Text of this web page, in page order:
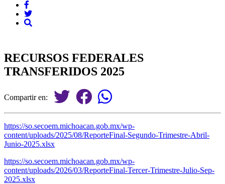
RECURSOS FEDERALES
TRANSFERIDOS 2025
Compartir en:
https://so.secoem.michoacan.gob.mx/wp-
content/uploads/2025/08/ReporteFinal-Segundo-Trimestre-Abril-
Junio-2025.xlsx
https://so.secoem.michoacan.gob.mx/wp-
content/uploads/2026/03/ReporteFinal-Tercer-Trimestre-Julio-Sep-
2025.xlsx